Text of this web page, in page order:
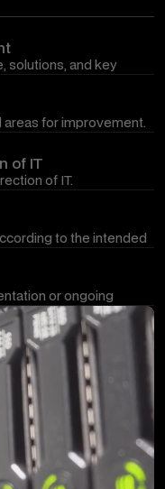
solutions, and key
for improvement.
of IT
of IT.
to the intended
or ongoing